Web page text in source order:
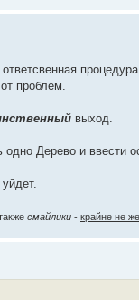
проблем.
выход.
Дерево и
смайлики - крайне не